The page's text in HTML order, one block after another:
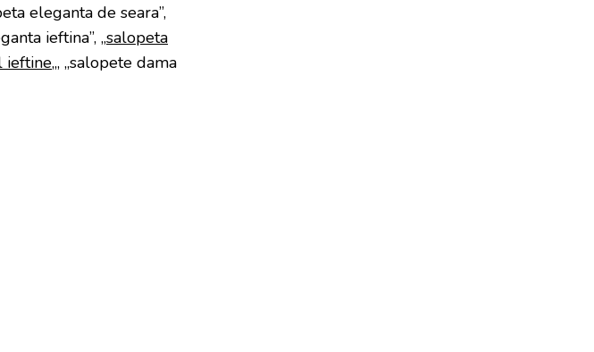
eleganta de seara”,
ieftina”, „salopeta
ieftine„, „salopete dama